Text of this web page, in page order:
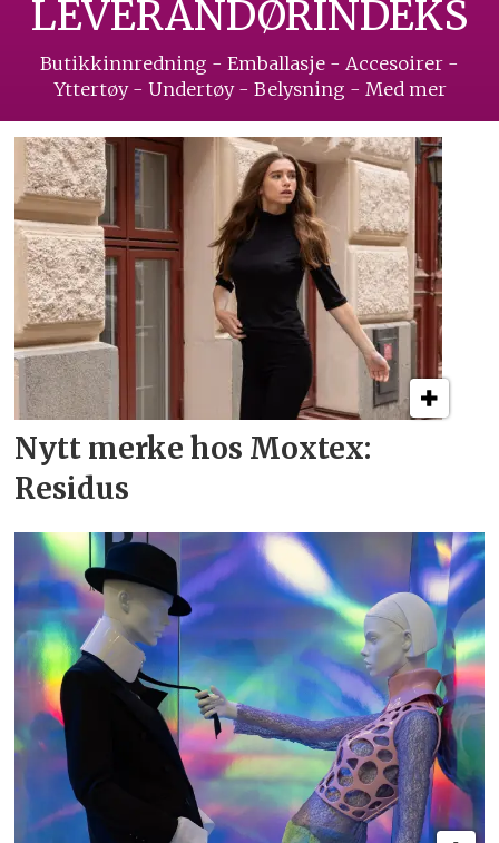
LEVERANDØRINDEKS
Butikkinnredning - Emballasje - Accesoirer -
Yttertøy - Undertøy - Belysning - Med mer
Nytt merke hos Moxtex:
Residus